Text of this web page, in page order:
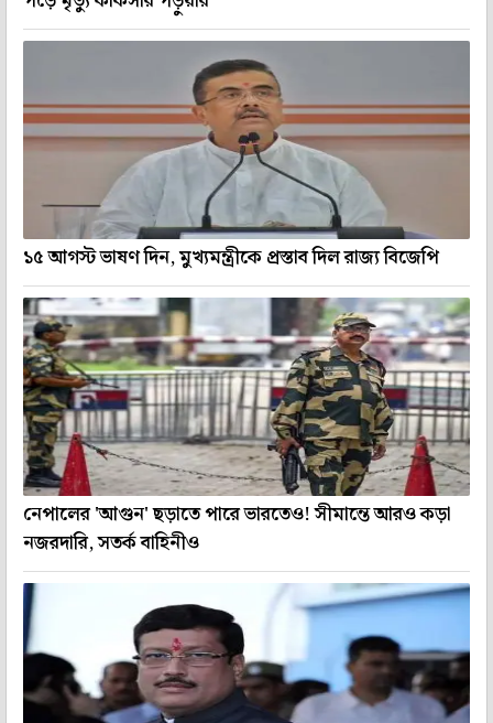
১৫ আগস্ট ভাষণ দিন, মুখ্যমন্ত্রীকে প্রস্তাব দিল রাজ্য বিজেপি
নেপালের 'আগুন' ছড়াতে পারে ভারতেও! সীমান্তে আরও কড়া
নজরদারি, সতর্ক বাহিনীও